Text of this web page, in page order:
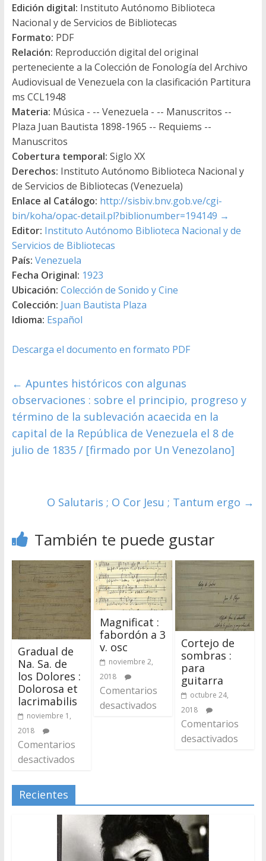
Edición digital: Instituto Autónomo Biblioteca
Nacional y de Servicios de Bibliotecas
Formato: PDF
Relación: Reproducción digital del original
perteneciente a la Colección de Fonología del Archivo
Audiovisual de Venezuela con la clasificación Partitura
ms CCL1948
Materia: Música - -- Venezuela - -- Manuscritos --
Plaza Juan Bautista 1898-1965 -- Requiems --
Manuscritos
Cobertura temporal: Siglo XX
Derechos: Instituto Autónomo Biblioteca Nacional y
de Servicios de Bibliotecas (Venezuela)
Enlace al Catálogo: http://sisbiv.bnv.gob.ve/cgi-
bin/koha/opac-detail.pl?biblionumber=194149 →
Editor: Instituto Autónomo Biblioteca Nacional y de
Servicios de Bibliotecas
País: Venezuela
Fecha Original: 1923
Ubicación: Colección de Sonido y Cine
Colección: Juan Bautista Plaza
Idioma: Español
Descarga el documento en formato PDF
← Apuntes históricos con algunas
observaciones : sobre el principio, progreso y
término de la sublevación acaecida en la
capital de la República de Venezuela el 8 de
julio de 1835 / [firmado por Un Venezolano]
O Salutaris ; O Cor Jesu ; Tantum ergo →
También te puede gustar
Gradual de
Na. Sa. de
los Dolores :
Dolorosa et
lacrimabilis
noviembre 1,
2018
Comentarios
desactivados
Magnificat :
fabordón a 3
v. osc
noviembre 2,
2018
Comentarios
desactivados
Cortejo de
sombras :
para
guitarra
octubre 24,
2018
Comentarios
desactivados
Recientes